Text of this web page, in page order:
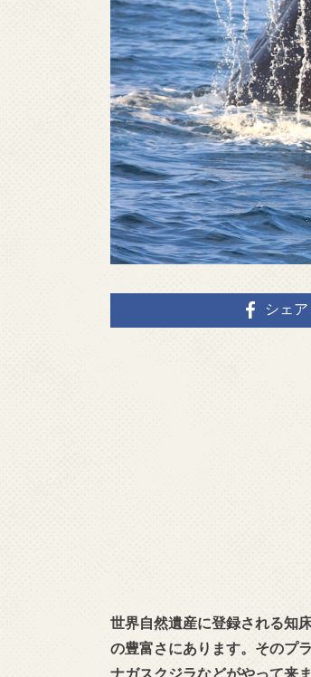
シェア
世界自然遺産に登録される知
の豊富さにあります。そのプ
ナガスクジラなどがやって来